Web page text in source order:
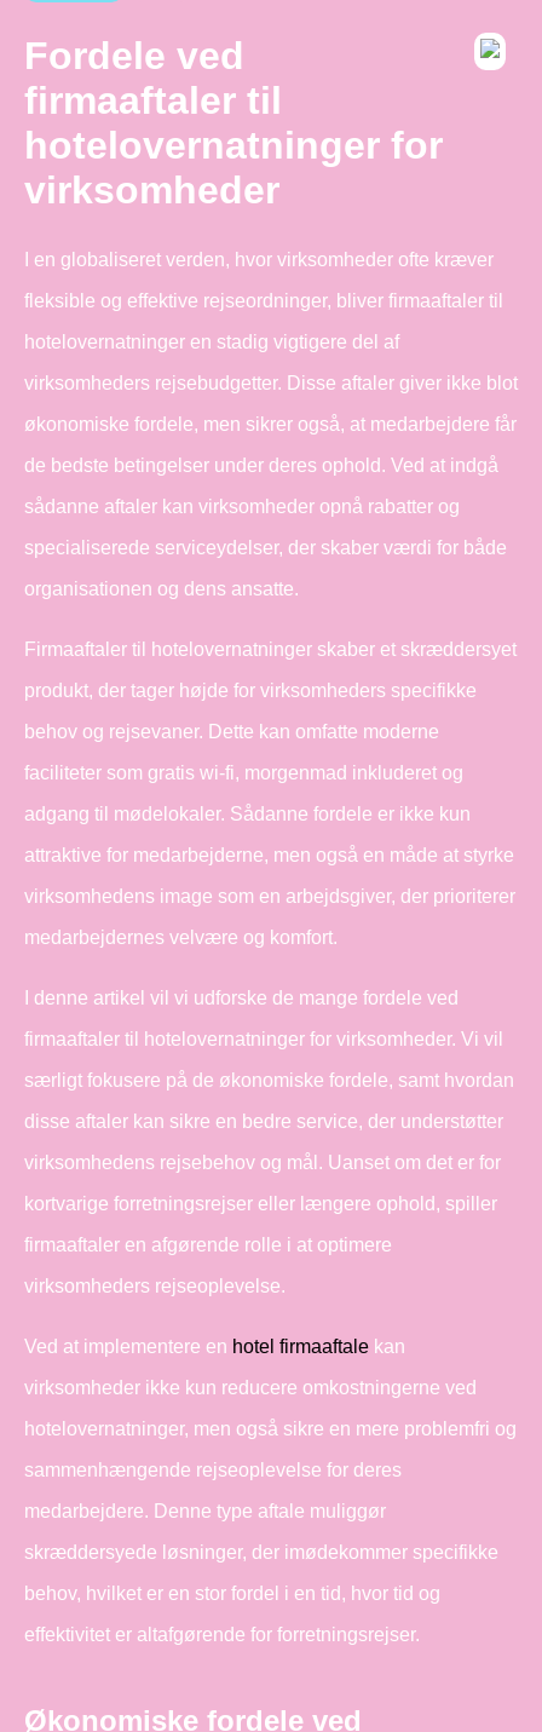
Fordele ved
firmaaftaler til
hotelovernatninger for
virksomheder
I en globaliseret verden, hvor virksomheder ofte kræver
fleksible og effektive rejseordninger, bliver firmaaftaler til
hotelovernatninger en stadig vigtigere del af
virksomheders rejsebudgetter. Disse aftaler giver ikke blot
økonomiske fordele, men sikrer også, at medarbejdere får
de bedste betingelser under deres ophold. Ved at indgå
sådanne aftaler kan virksomheder opnå rabatter og
specialiserede serviceydelser, der skaber værdi for både
organisationen og dens ansatte.
Firmaaftaler til hotelovernatninger skaber et skræddersyet
produkt, der tager højde for virksomheders specifikke
behov og rejsevaner. Dette kan omfatte moderne
faciliteter som gratis wi-fi, morgenmad inkluderet og
adgang til mødelokaler. Sådanne fordele er ikke kun
attraktive for medarbejderne, men også en måde at styrke
virksomhedens image som en arbejdsgiver, der prioriterer
medarbejdernes velvære og komfort.
I denne artikel vil vi udforske de mange fordele ved
firmaaftaler til hotelovernatninger for virksomheder. Vi vil
særligt fokusere på de økonomiske fordele, samt hvordan
disse aftaler kan sikre en bedre service, der understøtter
virksomhedens rejsebehov og mål. Uanset om det er for
kortvarige forretningsrejser eller længere ophold, spiller
firmaaftaler en afgørende rolle i at optimere
virksomheders rejseoplevelse.
Ved at implementere en hotel firmaaftale kan
virksomheder ikke kun reducere omkostningerne ved
hotelovernatninger, men også sikre en mere problemfri og
sammenhængende rejseoplevelse for deres
medarbejdere. Denne type aftale muliggør
skræddersyede løsninger, der imødekommer specifikke
behov, hvilket er en stor fordel i en tid, hvor tid og
effektivitet er altafgørende for forretningsrejser.
Økonomiske fordele ved